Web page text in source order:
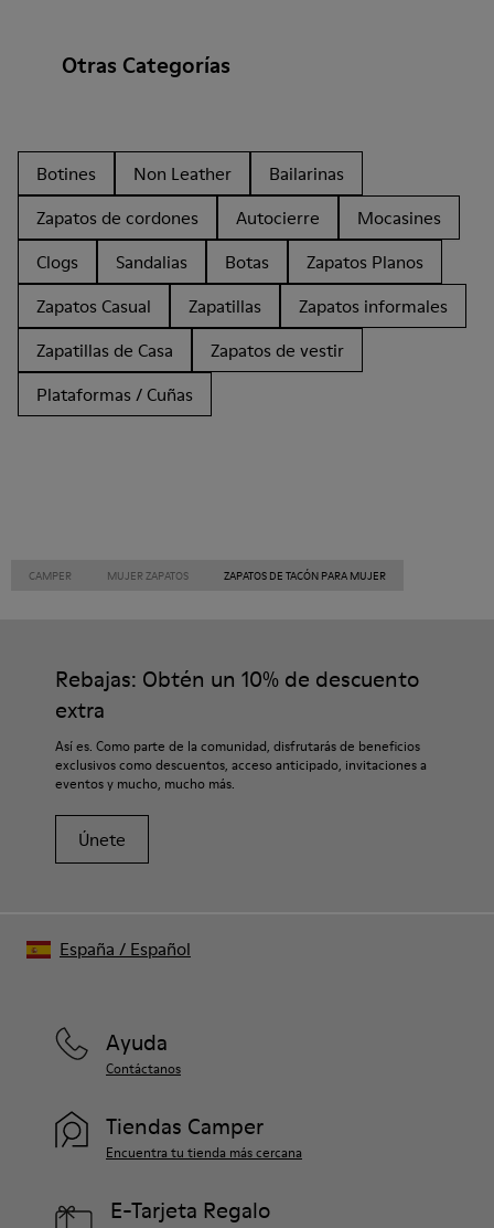
Otras Categorías
Botines Non Leather
Bailarinas
Zapatos de cordones
Autocierre
Mocasines
Clogs
Sandalias Botas
Zapatos Planos
Zapatos Casual
Zapatillas
Zapatos informales
Zapatillas de Casa
Zapatos de vestir
Plataformas / Cuñas
CAMPER MUJER ZAPATOS ZAPATOS DE TACÓN PARA MUJER
Rebajas: Obtén un 10% de descuento
extra
Así es. Como parte de la comunidad, disfrutarás de beneficios
exclusivos como descuentos, acceso anticipado, invitaciones a
eventos y mucho, mucho más.
Únete
Ayuda
Contáctanos
Tiendas Camper
Encuentra tu tienda más cercana
E-Tarjeta Regalo
España / Español